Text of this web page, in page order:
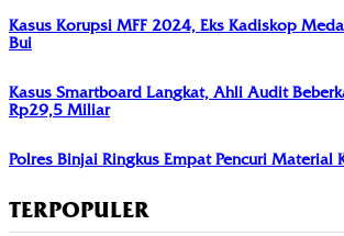
Kasus Korupsi MFF 2024, Eks Kadiskop
Bui
Kasus Smartboard Langkat, Ahli Audit
Rp29,5 Miliar
Polres Binjai Ringkus Empat Pencuri Material
TERPOPULER